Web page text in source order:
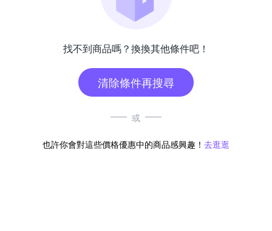
找不到商品嗎？換換其他條件吧！
清除條件再搜尋
或
也許你會對這些價格優惠中的商品感興趣！ 去逛逛